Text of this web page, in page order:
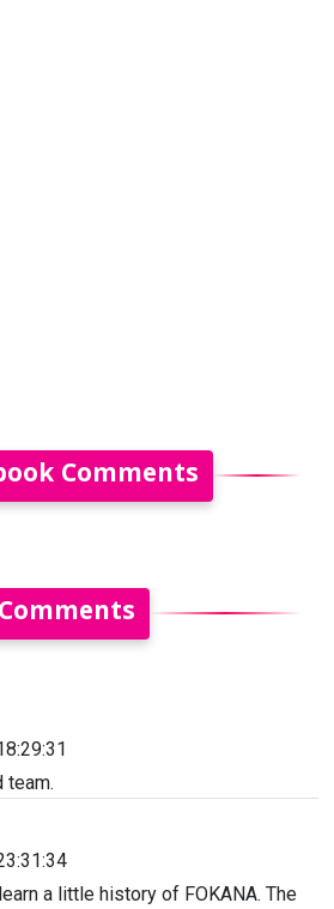
Comments
Comments
team.
a little history of FOKANA. The